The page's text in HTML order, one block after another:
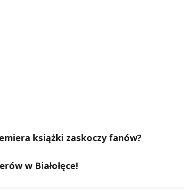
książki zaskoczy fanów?
w Białołęce!